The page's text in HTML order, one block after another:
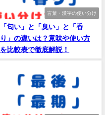
言葉・漢字の使い分け
「匂い」と「臭い」と「香
り」の違いは？意味や使い方
を比較表で徹底解説！